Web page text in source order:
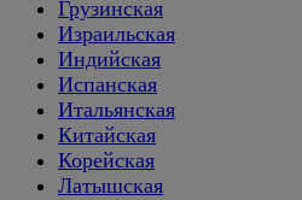
Грузинская
Израильская
Индийская
Испанская
Итальянская
Китайская
Корейская
Латышская